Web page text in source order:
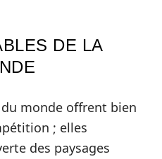
DE LA
du monde offrent bien
; elles
des paysages